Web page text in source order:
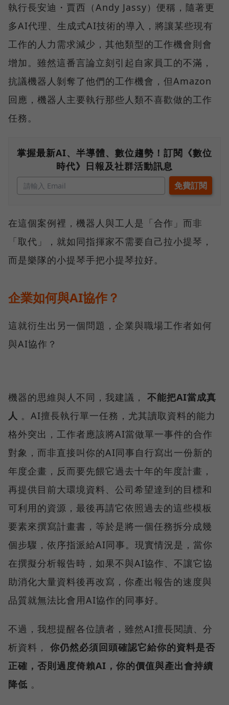
執行長安迪・賈西（Andy Jassy）便稱，隨著更
多AI代理、生成式AI技術的導入，將讓某些現有
工作的人力需求減少，其他類型的工作機會則會
增加。雖然這番言論立刻引起自家員工的不滿，
抗議機器人剝奪了他們的工作機會，但Amazon
回應，機器人主要執行那些人類不喜歡做的工作
任務。
掌握最新AI、半導體、數位趨勢！訂閱《數位
時代》日報及社群活動訊息
在這個案例裡，機器人與工人是「合作」而非
「取代」，就如同指揮家不需要自己拉小提琴，
而是樂隊的小提琴手把小提琴拉好。
企業如何與AI協作？
這就衍生出另一個問題，企業與職場工作者如何
與AI協作？
機器的思維與人不同，我建議， 不能把AI當成真
人 。AI擅長執行單一任務，尤其讀取資料的能力
格外突出，工作者應該將AI當做單一事件的合作
對象，而非直接叫你的AI同事自行寫出一份新的
年度企畫，反而要先餵它過去十年的年度計畫，
再提供目前大環境資料、公司希望達到的目標和
可利用的資源，最後再請它依照過去的這些模板
要素來撰寫計畫書，等於是將一個任務拆分成幾
個步驟，依序指派給AI同事。現實情況是，當你
在撰擬分析報告時，如果不與AI協作、不讓它協
助消化大量資料後再改寫，你產出報告的速度與
品質就無法比會用AI協作的同事好。
不過，我想提醒各位讀者，雖然AI擅長閱讀、分
析資料， 你仍然必須回頭確認它給你的資料是否
正確，否則過度倚賴AI，你的價值與產出會持續
降低 。